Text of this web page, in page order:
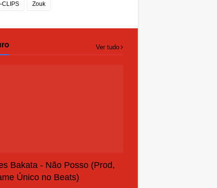
CLIPS Zouk
Ver tudo
Bakata - Não Posso (Prod,
Único no Beats)